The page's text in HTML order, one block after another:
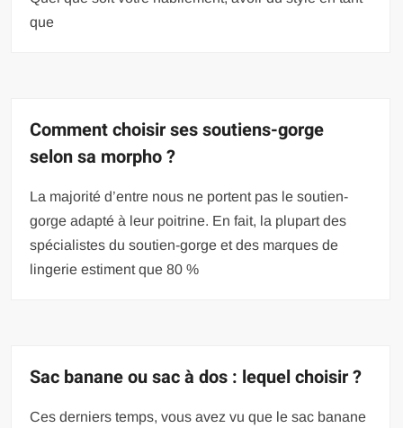
que
Comment choisir ses soutiens-gorge
selon sa morpho ?
La majorité d’entre nous ne portent pas le soutien-
gorge adapté à leur poitrine. En fait, la plupart des
spécialistes du soutien-gorge et des marques de
lingerie estiment que 80 %
Sac banane ou sac à dos : lequel choisir ?
Ces derniers temps, vous avez vu que le sac banane